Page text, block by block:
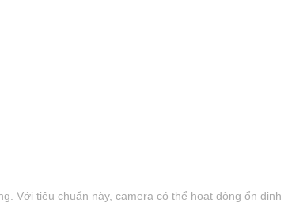
Với tiêu chuẩn này, camera có thể hoạt động ổn định